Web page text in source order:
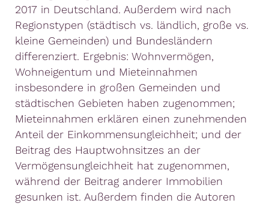
2017 in Deutschland. Außerdem wird nach
Regionstypen (städtisch vs. ländlich, große vs.
kleine Gemeinden) und Bundesländern
differenziert. Ergebnis: Wohnvermögen,
Wohneigentum und Mieteinnahmen
insbesondere in großen Gemeinden und
städtischen Gebieten haben zugenommen;
Mieteinnahmen erklären einen zunehmenden
Anteil der Einkommensungleichheit; und der
Beitrag des Hauptwohnsitzes an der
Vermögensungleichheit hat zugenommen,
während der Beitrag anderer Immobilien
gesunken ist. Außerdem finden die Autoren